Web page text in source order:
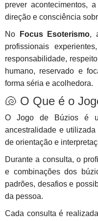
prever acontecimentos,
direção e consciência
No Focus Esoterismo,
profissionais
responsabilidade,
humano, reservado e
forma séria e acolhedora.
🐚 O Que é o
O Jogo de Búzios é
ancestralidade e
de orientação e
Durante a consulta, o
e combinações dos
padrões, desafios e
da pessoa.
Cada consulta é